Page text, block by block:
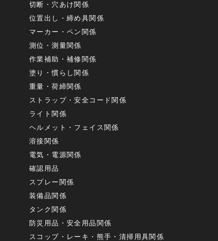
切断・穴あけ関係
位置出し・締め具関係
マーカー・ペン関係
測位・測量関係
作業補助・補修関係
塗り・慣らし関係
重量・荷締関係
ストラップ・安全コード関係
ライト関係
ヘルメット・フェイス関係
溶接関係
電気・電源関係
確認用品
スプレー関係
装備品関係
タンク関係
防災用品・安全用品関係
スコップ・レーキ・熊手・清掃用具関係